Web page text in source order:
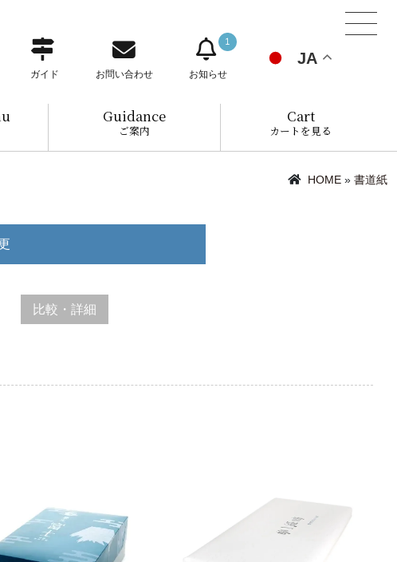
ガイド お問い合わせ
1
お知らせ
JA
Guidance
ご案内
Cart
カートを見る
HOME » 書道紙
比較・詳細